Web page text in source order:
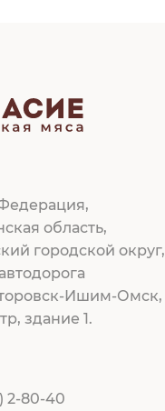
область,
городской округ,
Ишим-Омск,
здание 1.
2-80-40